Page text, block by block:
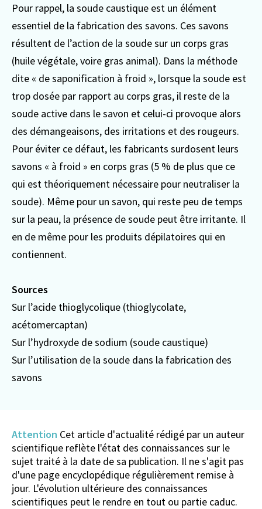
Pour rappel, la soude caustique est un élément
essentiel de la fabrication des savons. Ces savons
résultent de l’action de la soude sur un corps gras
(huile végétale, voire gras animal). Dans la méthode
dite « de saponification à froid », lorsque la soude est
trop dosée par rapport au corps gras, il reste de la
soude active dans le savon et celui-ci provoque alors
des démangeaisons, des irritations et des rougeurs.
Pour éviter ce défaut, les fabricants surdosent leurs
savons « à froid » en corps gras (5 % de plus que ce
qui est théoriquement nécessaire pour neutraliser la
soude). Même pour un savon, qui reste peu de temps
sur la peau, la présence de soude peut être irritante. Il
en de même pour les produits dépilatoires qui en
contiennent.
Sources
Sur l’acide thioglycolique (thioglycolate,
acétomercaptan)
Sur l’hydroxyde de sodium (soude caustique)
Sur l’utilisation de la soude dans la fabrication des
savons
Attention Cet article d'actualité rédigé par un auteur
scientifique reflète l'état des connaissances sur le
sujet traité à la date de sa publication. Il ne s'agit pas
d'une page encyclopédique régulièrement remise à
jour. L'évolution ultérieure des connaissances
scientifiques peut le rendre en tout ou partie caduc.